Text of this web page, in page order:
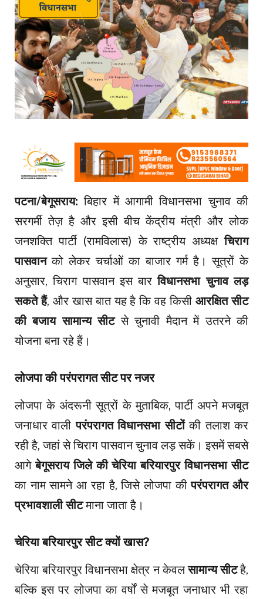
पटना/बेगूसराय: बिहार में आगामी विधानसभा चुनाव की
सरगर्मी तेज़ है और इसी बीच केंद्रीय मंत्री और लोक
जनशक्ति पार्टी (रामविलास) के राष्ट्रीय अध्यक्षचिराग
पासवानको लेकर चर्चाओं का बाजार गर्म है। सूत्रों के
अनुसार, चिराग पासवान इस बारविधानसभा चुनाव लड़
सकते हैं, और खास बात यह है कि वह किसीआरक्षित सीट
की बजाय सामान्य सीटसे चुनावी मैदान में उतरने की
योजना बना रहे हैं।
लोजपा की परंपरागत सीट पर नजर
लोजपा के अंदरूनी सूत्रों के मुताबिक, पार्टी अपने मजबूत
जनाधार वालीपरंपरागत विधानसभा सीटोंकी तलाश कर
रही है, जहां से चिराग पासवान चुनाव लड़ सकें। इसमें सबसे
आगेबेगूसराय जिले की चेरिया बरियारपुर विधानसभा सीट
का नाम सामने आ रहा है, जिसे लोजपा कीपरंपरागत और
प्रभावशाली सीटमाना जाता है।
चेरिया बरियारपुर सीट क्यों खास?
चेरिया बरियारपुर विधानसभा क्षेत्र न केवलसामान्य सीटहै,
बल्कि इस पर लोजपा का वर्षों से मजबूत जनाधार भी रहा